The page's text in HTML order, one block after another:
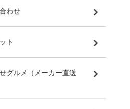
わせ
ト
グルメ（メーカー直送